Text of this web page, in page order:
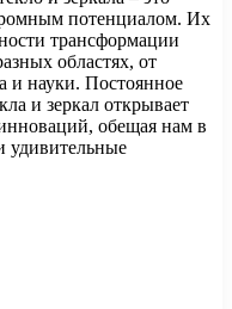
потенциалом. Их
трансформации
областях, от
и науки. Постоянное
и зеркал открывает
обещая нам в
удивительные